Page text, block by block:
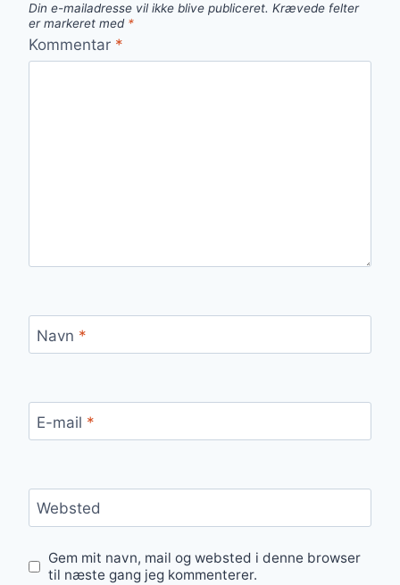
Din e-mailadresse vil ikke blive publiceret. Krævede felter
er markeret med *
Kommentar *
Navn *
E-mail *
Websted
Gem mit navn, mail og websted i denne browser
til næste gang jeg kommenterer.